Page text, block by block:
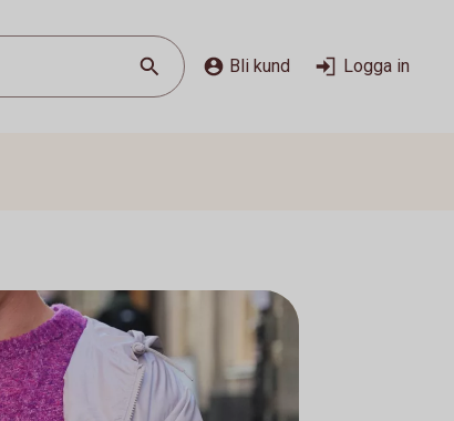
Bli kund Logga in